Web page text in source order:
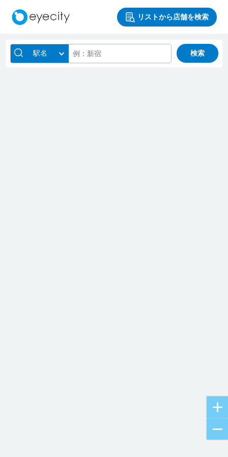
リストから店舗を検索
駅名 検索